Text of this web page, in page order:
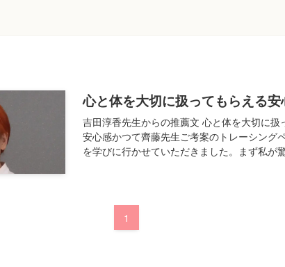
心と体を大切に扱ってもらえる安
吉田淳香先生からの推薦文 心と体を大切に扱
安心感かつて齊藤先生ご考案のトレーシング
を学びに行かせていただきました。まず私が
1